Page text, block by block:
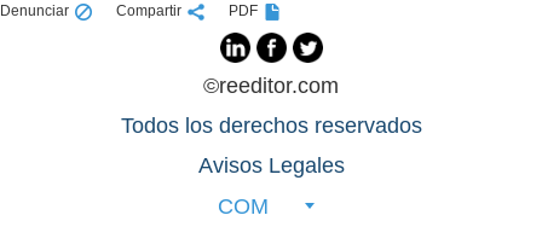
Denunciar Compartir PDF
©reeditor.com
Todos los derechos reservados
Avisos Legales